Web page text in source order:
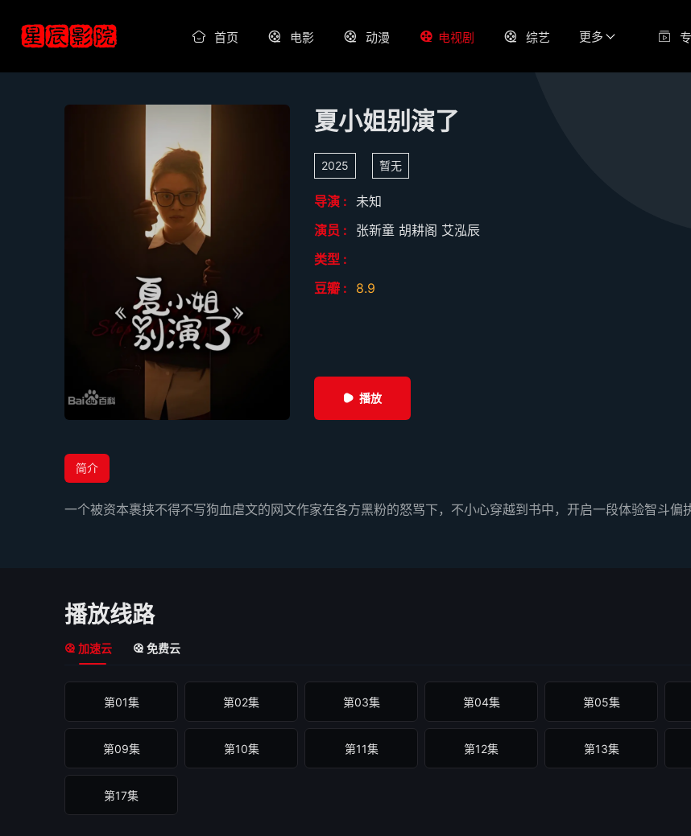
首页 电影 动漫 电视剧 综艺 更多
夏小姐别演了
2025 暂无
导演 : 未知
演员 :
张新童 胡耕阁 艾泓辰
类型 :
豆瓣 :
8.9
播放
简介
一个被资本裹挟不得不写狗血虐文的网文作家在各方黑粉的怒骂下，不小心穿越到书中，开启一段体验智斗
播放线路
加速云 免费云
第01集 第02集 第03集 第04集 第05集
第09集 第10集 第11集 第12集 第13集
第17集